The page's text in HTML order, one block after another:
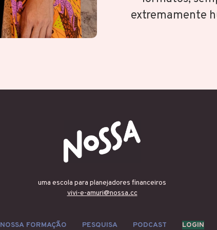
extremamente
uma escola para planejadores financeiros
vivi-e-amuri@nossa.cc
NOSSA FORMAÇ˜ÃO PESQUISA PODCAST LOGIN